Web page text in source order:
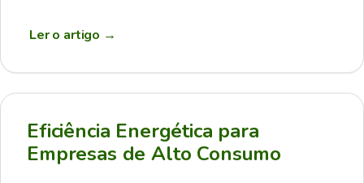
Ler o artigo →
Eficiência Energética para
Empresas de Alto Consumo